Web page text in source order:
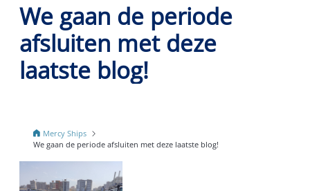
We gaan de periode
afsluiten met deze
laatste blog!
Mercy Ships
We gaan de periode afsluiten met deze laatste blog!